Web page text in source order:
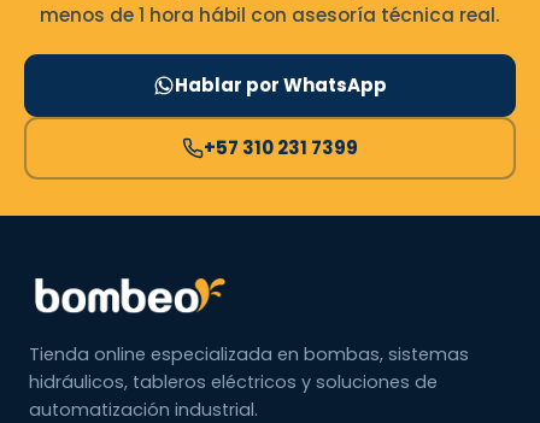
menos de 1 hora hábil con asesoría técnica real.
Hablar por WhatsApp
+57 310 231 7399
Tienda online especializada en bombas, sistemas
hidráulicos, tableros eléctricos y soluciones de
automatización industrial.